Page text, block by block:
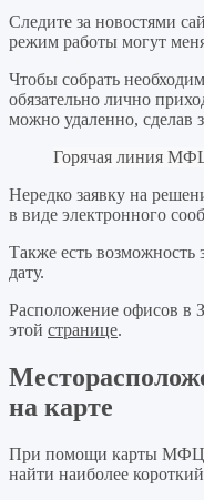
Следите за новостями
режим работы могут
Чтобы собрать
обязательно лично
можно удаленно,
Горячая линия
Нередко заявку на
в виде электронного
Также есть возможность
дату.
Расположение офисов в
этой странице.
на карте
При помощи карты МФЦ
найти наиболее